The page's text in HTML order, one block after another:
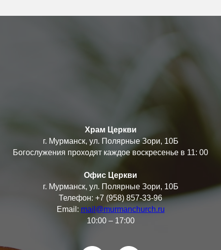
Храм Церкви
г. Мурманск, ул. Полярные Зори, 10Б
Богослужения проходят каждое воскресенье в 11: 00
Офис Церкви
г. Мурманск, ул. Полярные Зори, 10Б
Телефон: +7 (958) 857-33-96
Email: mail@murmanchurch.ru
10:00 – 17:00